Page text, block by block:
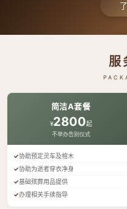
服
简洁A套餐
¥2800起
不举办告别仪式
协助预定灵车及棺木
协助为逝者穿衣净身
基础殡葬用品提供
办理相关手续指导